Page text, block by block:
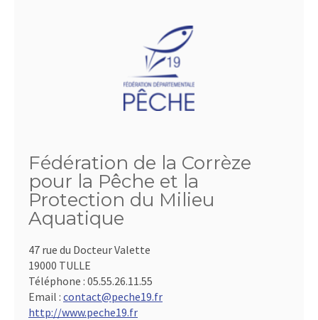
Fédération de la Corrèze
pour la Pêche et la
Protection du Milieu
Aquatique
47 rue du Docteur Valette
19000 TULLE
Téléphone : 05.55.26.11.55
Email : contact@peche19.fr
http://www.peche19.fr